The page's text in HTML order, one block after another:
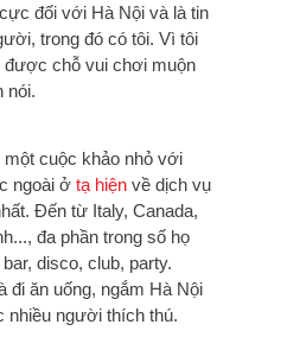
đối với Hà Nội và là tin
trong đó có tôi. Vì tôi
được chỗ vui chơi muộn
nói.
một cuộc khảo nhỏ với
ngoài ở tạ hiện về dịch vụ
Đến từ Italy, Canada,
đa phần trong số họ
disco, club, party.
đi ăn uống, ngắm Hà Nội
nhiều người thích thú.